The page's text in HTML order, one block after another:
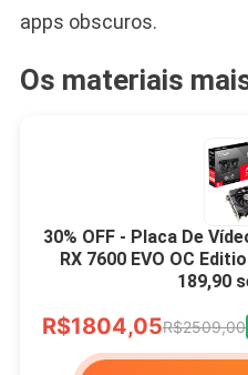
apps obscuros.
Os materiais
30% OFF - Placa De
RX 7600 EVO OC
189,90
R$1804,05R$2509,00